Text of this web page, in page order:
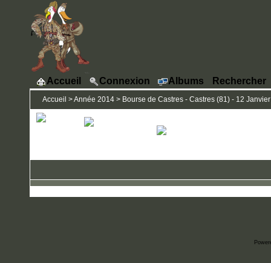
Accueil Connexion Albums Rechercher
Accueil >Année 2014 > Bourse de Castres - Castres (81) - 12 Janvier